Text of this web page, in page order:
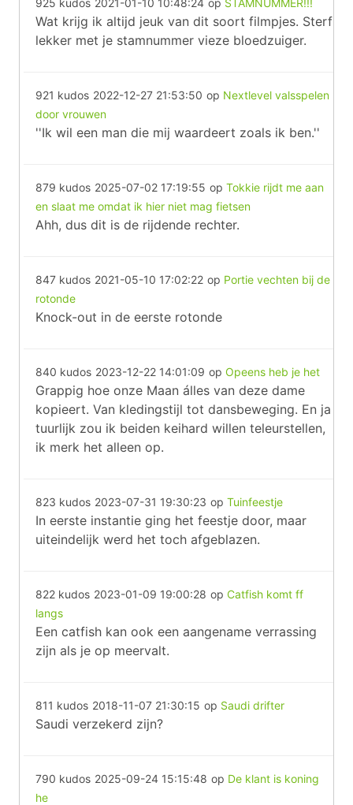
925 kudos 2021-01-10 10:48:24 op STAMNUMMER!!!
Wat krijg ik altijd jeuk van dit soort filmpjes. Sterf
lekker met je stamnummer vieze bloedzuiger.
921 kudos 2022-12-27 21:53:50 op Nextlevel valsspelen
door vrouwen
''Ik wil een man die mij waardeert zoals ik ben.''
879 kudos 2025-07-02 17:19:55 op Tokkie rijdt me aan
en slaat me omdat ik hier niet mag fietsen
Ahh, dus dit is de rijdende rechter.
847 kudos 2021-05-10 17:02:22 op Portie vechten bij de
rotonde
Knock-out in de eerste rotonde
840 kudos 2023-12-22 14:01:09 op Opeens heb je het
Grappig hoe onze Maan álles van deze dame
kopieert. Van kledingstijl tot dansbeweging. En ja
tuurlijk zou ik beiden keihard willen teleurstellen,
ik merk het alleen op.
823 kudos 2023-07-31 19:30:23 op Tuinfeestje
In eerste instantie ging het feestje door, maar
uiteindelijk werd het toch afgeblazen.
822 kudos 2023-01-09 19:00:28 op Catfish komt ff
langs
Een catfish kan ook een aangename verrassing
zijn als je op meervalt.
811 kudos 2018-11-07 21:30:15 op Saudi drifter
Saudi verzekerd zijn?
790 kudos 2025-09-24 15:15:48 op De klant is koning
he